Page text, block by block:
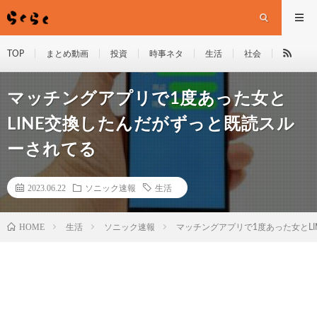
TOP まとめ動画 投資 時事ネタ 生活 社会
マッチングアプリで1度あった女と
LINE交換したんだがずっと既読スル
ーされてる
2023.06.22 ソニック速報 生活
HOME 生活 ソニック速報 マッチングアプリで1度あった女と